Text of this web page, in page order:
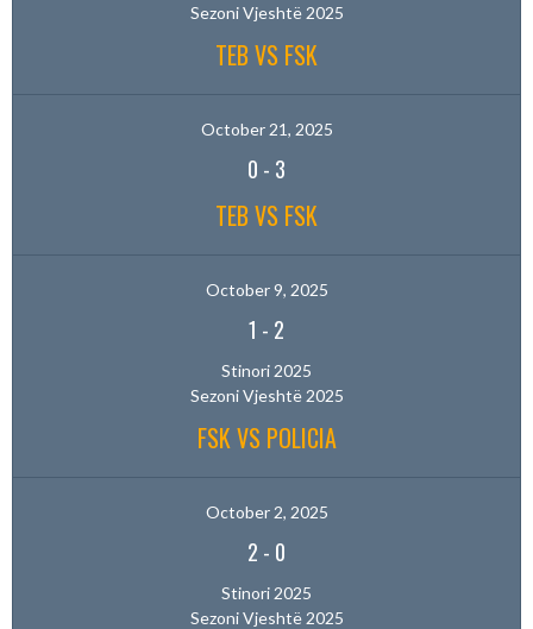
Sezoni Vjeshtë 2025
TEB VS FSK
October 21, 2025
0 - 3
TEB VS FSK
October 9, 2025
1 - 2
Stinori 2025
Sezoni Vjeshtë 2025
FSK VS POLICIA
October 2, 2025
2 - 0
Stinori 2025
Sezoni Vjeshtë 2025